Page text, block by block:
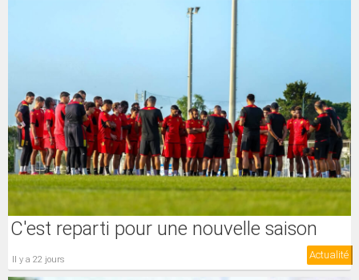
C'est reparti pour une nouvelle saison
il y a 22 jours Actualité